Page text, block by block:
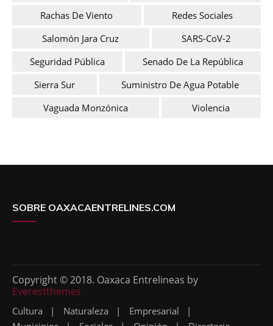
Rachas De Viento
Redes Sociales
Salomón Jara Cruz
SARS-CoV-2
Seguridad Pública
Senado De La República
Sierra Sur
Suministro De Agua Potable
Vaguada Monzónica
Violencia
SOBRE OAXACAENTRELINES.COM
Copyright © 2018. Oaxaca Entrelineas by
Everestthemes
Cultura Naturaleza
Empresarial